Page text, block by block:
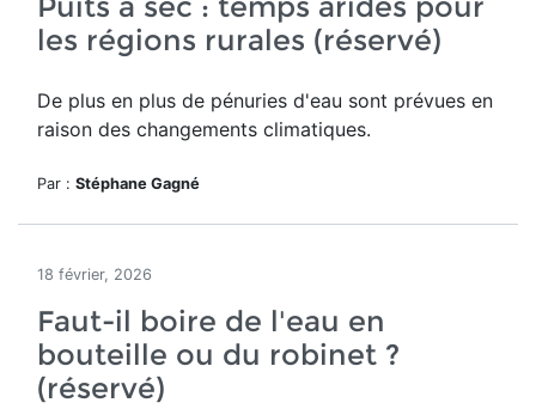
les régions rurales (réservé)
De plus en plus de pénuries d'eau sont prévues en
raison des changements climatiques.
Par : Stéphane Gagné
18 février, 2026
Faut-il boire de l'eau en
bouteille ou du robinet ?
(réservé)